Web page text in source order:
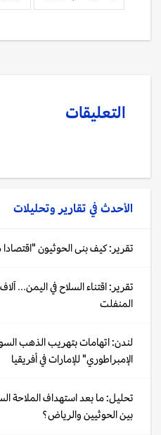
التعليقات
الأحدث في تقارير وتحليلات
تقرير: كيف بنى الحوثيون "اقتصادا
تقرير: اقتناء السلاح في اليمن...
المنفلت
لندن: اتهامات بتهريب الذهب
الإمبراطوري" للإمارات في أفريقيا
تحليل: ما بعد استهداف الملاحة
بين الحوثيين والرياض؟